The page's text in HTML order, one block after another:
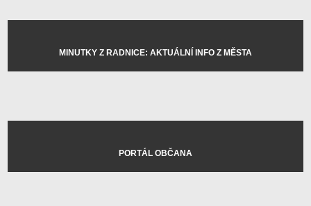
MINUTKY Z RADNICE: AKTUÁLNÍ INFO Z MĚSTA
PORTÁL OBČANA